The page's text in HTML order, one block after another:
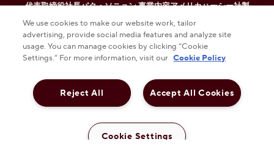
代表取締役社長パク・ソニョン 事業内容アメリカハーシー社製
品に関する日本国内におけるマーケティング
COOKIE PREFERENCES
正式名称ハーシージャパン株式会社 正式名称(英文名)ＨＥＲＳＨＥ
Ｙ ＪＡＰＡＮ Co.,Ltd. 所在地〒102-0083 東京都千代田区麹町6-6
We use cookies to make our website work, tailor
advertising, provide social media features and analyze site
usage. You can manage cookies by clicking “Cookie
Settings.” For more information, visit our Cookie Policy
Accept All Cookies
Reject All
Cookie Settings